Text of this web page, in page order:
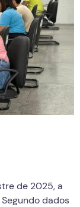
de 2025, a
dados